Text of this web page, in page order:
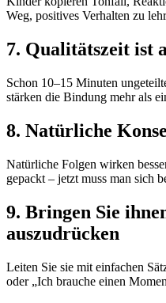
Weg, positives Verhalten zu
7. Qualitätszeit ist
Schon 10–15 Minuten
stärken die Bindung mehr als
8. Natürliche
Natürliche Folgen wirken
gepackt – jetzt muss man sich
9. Bringen Sie
auszudrücken
Leiten Sie sie mit einfachen
oder „Ich brauche einen